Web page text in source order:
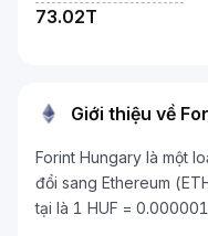
73.02T
Giới thiệu về
Forint Hungary là một
đổi sang Ethereum
tại là 1 HUF =